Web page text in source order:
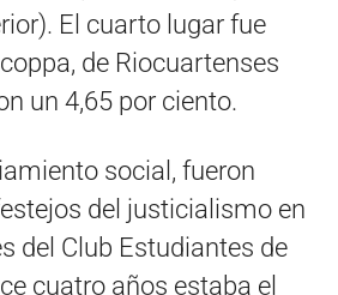
El cuarto lugar fue
de Riocuartenses
un 4,65 por ciento.
social, fueron
del justicialismo en
del Club Estudiantes de
cuatro años estaba el